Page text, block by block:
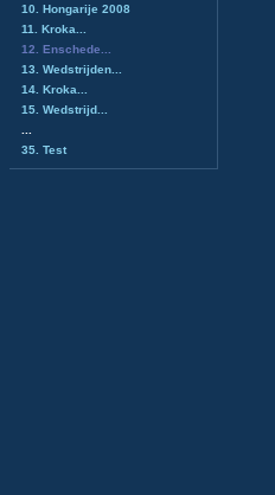
10. Hongarije 2008
11. Kroka...
12. Enschede...
13. Wedstrijden...
14. Kroka...
15. Wedstrijd...
35. Test